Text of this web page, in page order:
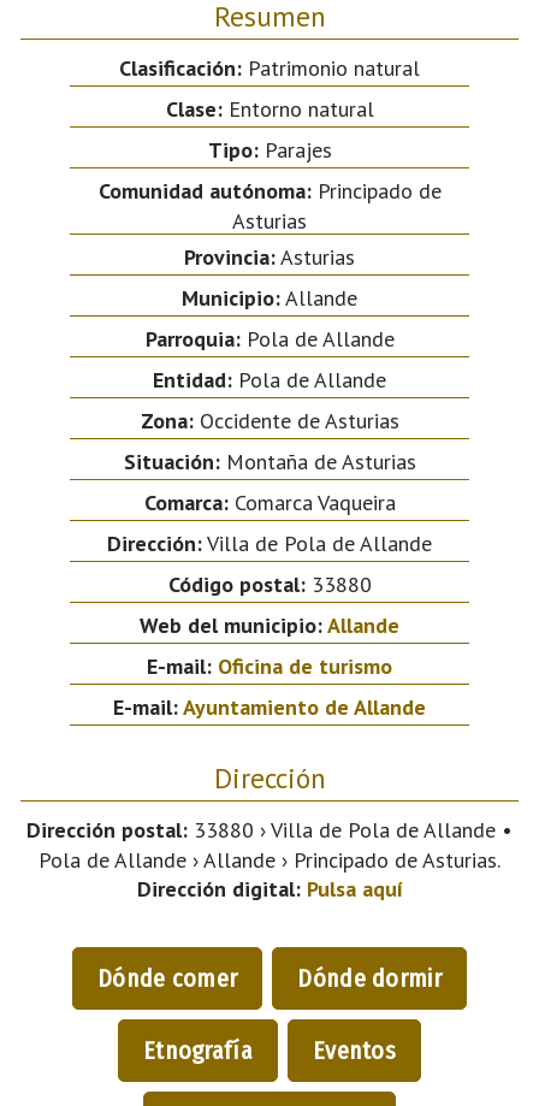
Resumen
Clasificación: Patrimonio natural
Clase:Entorno natural
Tipo:Parajes
Comunidad autónoma:Principado de
Asturias
Provincia:Asturias
Municipio:Allande
Parroquia:Pola de Allande
Entidad: Pola de Allande
Zona:Occidente de Asturias
Situación:Montaña de Asturias
Comarca:Comarca Vaqueira
Dirección:Villa de Pola de Allande
Código postal:33880
Web del municipio:Allande
E-mail: Oficina de turismo
E-mail:Ayuntamiento de Allande
Dirección
Dirección postal: 33880 › Villa de Pola de Allande •
Pola de Allande › Allande › Principado de Asturias.
Dirección digital: Pulsa aquí
Dónde comer Dónde dormir
Etnografía Eventos